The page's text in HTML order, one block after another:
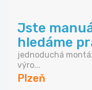
Jste
hledáme
jednoduchá
výro...
Plzeň